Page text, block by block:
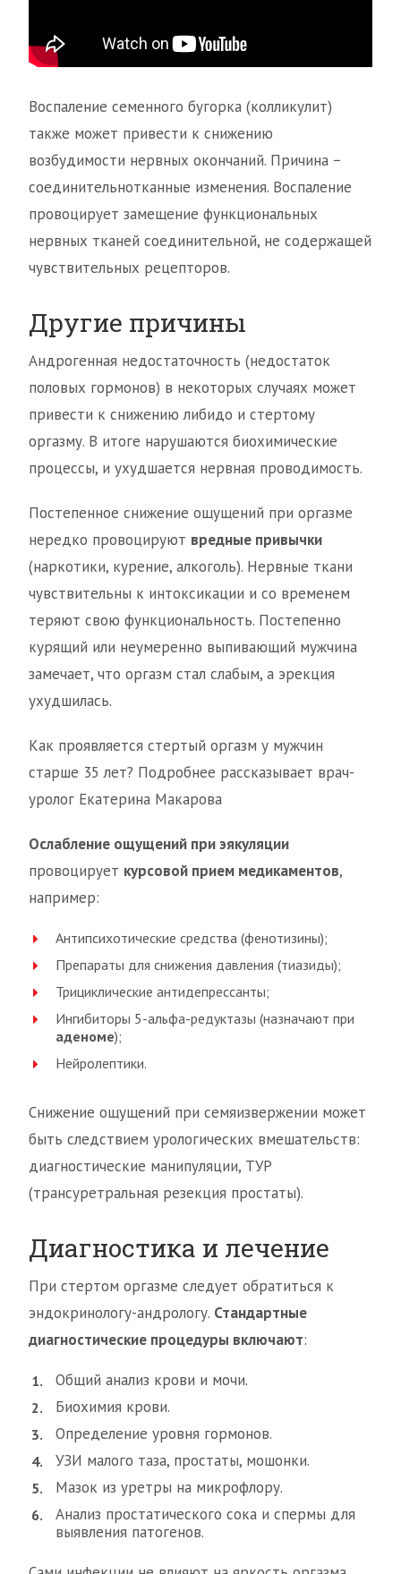
Воспаление семенного бугорка (колликулит)
также может привести к снижению
возбудимости нервных окончаний. Причина −
соединительнотканные изменения. Воспаление
провоцирует замещение функциональных
нервных тканей соединительной, не содержащей
чувствительных рецепторов.
Другие причины
Андрогенная недостаточность (недостаток
половых гормонов) в некоторых случаях может
привести к снижению либидо и стертому
оргазму. В итоге нарушаются биохимические
процессы, и ухудшается нервная проводимость.
Постепенное снижение ощущений при оргазме
нередко провоцируют вредные привычки
(наркотики, курение, алкоголь). Нервные ткани
чувствительны к интоксикации и со временем
теряют свою функциональность. Постепенно
курящий или неумеренно выпивающий мужчина
замечает, что оргазм стал слабым, а эрекция
ухудшилась.
Как проявляется стертый оргазм у мужчин
старше 35 лет? Подробнее рассказывает врач-
уролог Екатерина Макарова
Ослабление ощущений при эякуляции
провоцирует курсовой прием медикаментов,
например:
Антипсихотические средства (фенотизины);
Препараты для снижения давления (тиазиды);
Трициклические антидепрессанты;
Ингибиторы 5-альфа-редуктазы (назначают при
аденоме);
Нейролептики.
Снижение ощущений при семяизвержении может
быть следствием урологических вмешательств:
диагностические манипуляции, ТУР
(трансуретральная резекция простаты).
Диагностика и лечение
При стертом оргазме следует обратиться к
эндокринологу-андрологу. Стандартные
диагностические процедуры включают:
Общий анализ крови и мочи.
Биохимия крови.
Определение уровня гормонов.
УЗИ малого таза, простаты, мошонки.
Мазок из уретры на микрофлору.
Анализ простатического сока и спермы для
выявления патогенов.